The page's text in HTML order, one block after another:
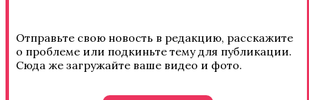
Отправьте свою новость в редакцию, расскажите
о проблеме или подкиньте тему для публикации.
Сюда же загружайте ваше видео и фото.